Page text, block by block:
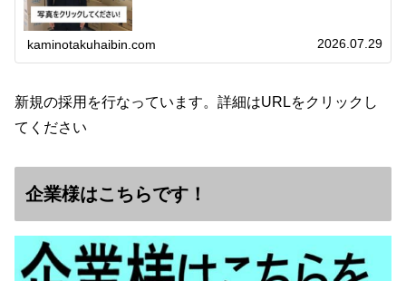
kaminotakuhaibin.com 2026.07.29
新規の採用を行なっています。詳細はURLをクリックし
てください
企業様はこちらです！